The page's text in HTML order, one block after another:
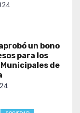
un bono
para los
de